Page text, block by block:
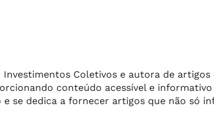
Coletivos e autora de
conteúdo acessível e
se dedica a fornecer artigos que não só